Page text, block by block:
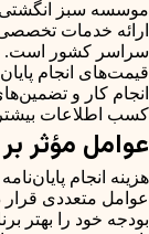
موسسه سبز انگشتی
ارائه خدمات تخصصی
سراسر کشور است.
قیمت‌های انجام
انجام کار و
کسب اطلاعات
عوامل مؤثر
هزینه انجام
عوامل متعددی
بودجه خود را بهتر